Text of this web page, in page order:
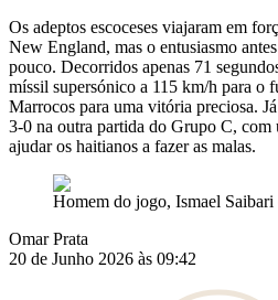
Os adeptos escoceses viajaram em
New England, mas o entusiasmo
pouco. Decorridos apenas 71
míssil supersónico a 115 km/h para o
Marrocos para uma vitória preciosa.
3-0 na outra partida do Grupo C, com
ajudar os haitianos a fazer as malas.
Homem do jogo, Ismael
Omar Prata
20 de Junho 2026 às 09:42